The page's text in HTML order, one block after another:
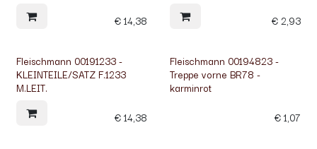
€14,38
€2,93
Fleischmann 00191233 -
KLEINTEILE/SATZ F.1233
M.LEIT.
€14,38
Fleischmann 00194823 -
Treppe vorne BR78 -
karminrot
€1,07